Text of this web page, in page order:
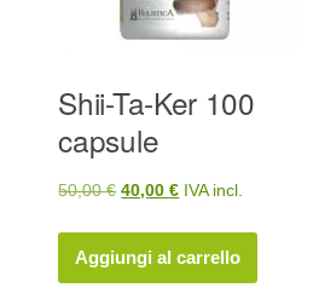
Shii-Ta-Ker 100
capsule
50,00€ Il
originale
era:
40,00€Il
attuale
è:
IVA incl.
Aggiungi al carrello